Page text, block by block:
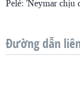
Pelé: 'Neymar chịu
Đường dẫn